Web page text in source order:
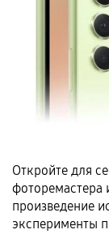
Откройте для
фоторемастера
произведение
эксперименты